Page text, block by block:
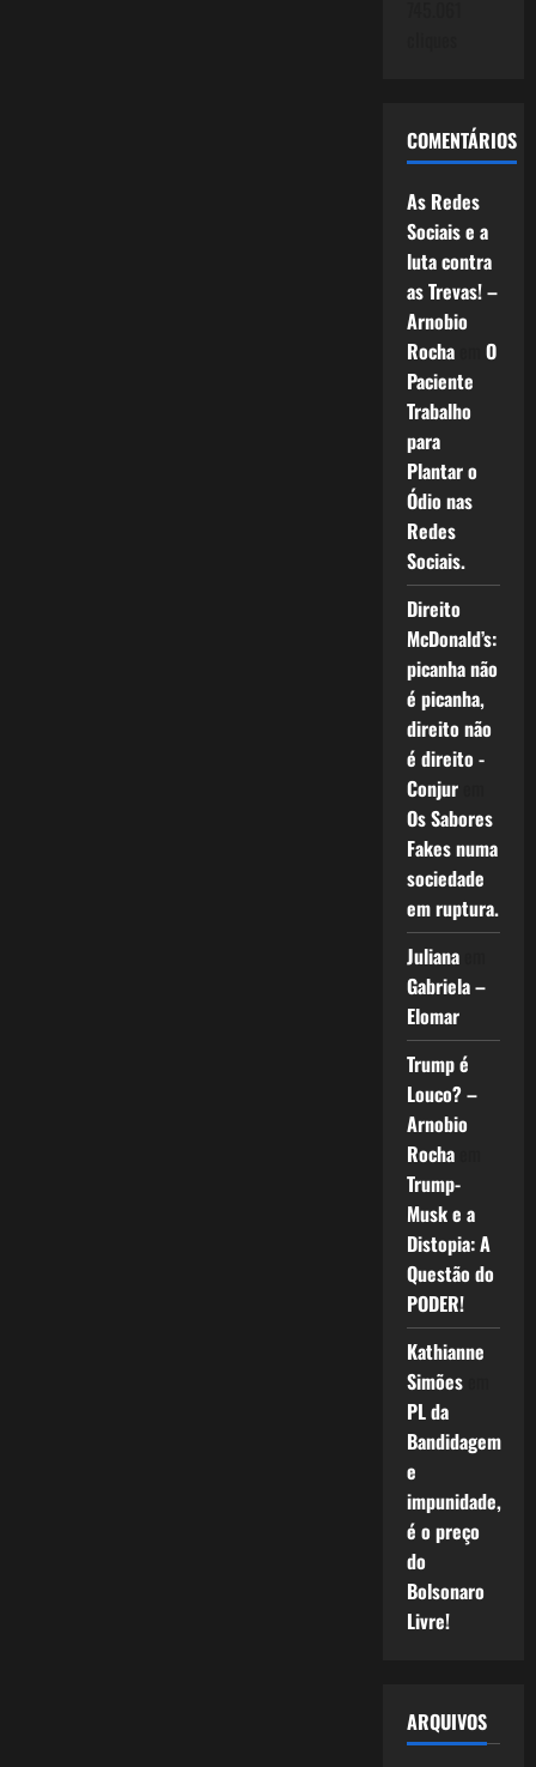
COMENTÁRIOS
As Redes
Sociais e a
luta contra
as Trevas! –
Arnobio
Rochaem O
Paciente
Trabalho
para
Plantar o
Ódio nas
Redes
Sociais.
Direito
McDonald’s:
picanha não
é picanha,
direito não
é direito -
Conjurem
Os Sabores
Fakes numa
sociedade
em ruptura.
Julianaem
Gabriela –
Elomar
Trump é
Louco? –
Arnobio
Rochaem
Trump-
Musk e a
Distopia: A
Questão do
PODER!
Kathianne
Simõesem
PL da
Bandidagem
e
impunidade,
é o preço
do
Bolsonaro
Livre!
ARQUIVOS